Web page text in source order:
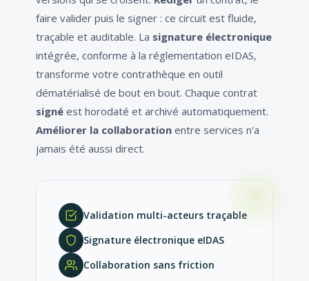
faire valider puis le signer : ce circuit est fluide,
traçable et auditable. La signature électronique
intégrée, conforme à la réglementation eIDAS,
transforme votre contrathèque en outil
dématérialisé de bout en bout. Chaque contrat
signé est horodaté et archivé automatiquement.
Améliorer la collaboration entre services n'a
jamais été aussi direct.
Validation multi-acteurs traçable
Signature électronique eIDAS
Collaboration sans friction